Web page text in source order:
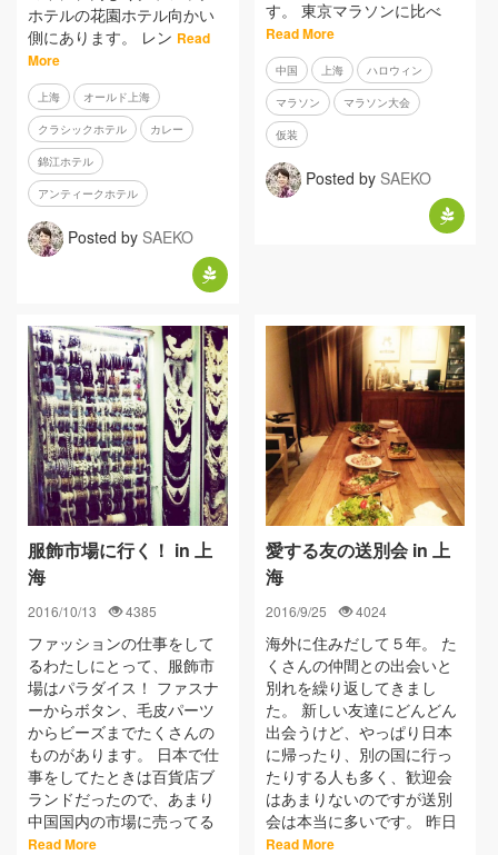
ホテルの花園ホテル向かい
側にあります。 レン Read
More
上海 オールド上海
クラシックホテル カレー
錦江ホテル
アンティークホテル
Posted by SAEKO
す。 東京マラソンに比べ
Read More
中国 上海 ハロウィン
マラソン マラソン大会
仮装
Posted by SAEKO
服飾市場に行く！ in 上
海
2016/10/13 4385
ファッションの仕事をして
るわたしにとって、服飾市
場はパラダイス！ ファスナ
ーからボタン、毛皮パーツ
からビーズまでたくさんの
ものがあります。 日本で仕
事をしてたときは百貨店ブ
ランドだったので、あまり
中国国内の市場に売ってる
Read More
愛する友の送別会 in 上
海
2016/9/25 4024
海外に住みだして５年。 た
くさんの仲間との出会いと
別れを繰り返してきまし
た。 新しい友達にどんどん
出会うけど、やっぱり日本
に帰ったり、別の国に行っ
たりする人も多く、歓迎会
はあまりないのですが送別
会は本当に多いです。 昨日
Read More